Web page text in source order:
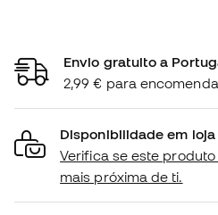
Envio gratuito a
2,99 € para
Disponibilidade em loja
Verifica se este
mais próxima de ti.